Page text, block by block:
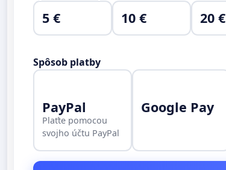
5 € 10 € 20 €
Spôsob platby
PayPal
Plaťte pomocou
svojho účtu PayPal
Google Pay